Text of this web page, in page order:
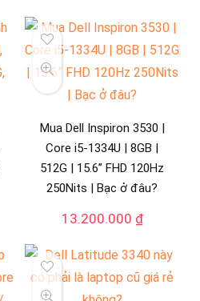
Mua Dell Inspiron 3530 |
Core i5-1334U | 8GB |
512G | 15.6” FHD 120Hz
250Nits | Bạc ở đâu?
13.200.000 ₫